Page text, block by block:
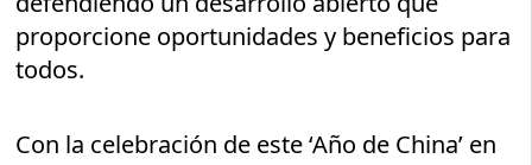
proporcione oportunidades y beneficios para
todos.
Con la celebración de este ‘Año de China’ en